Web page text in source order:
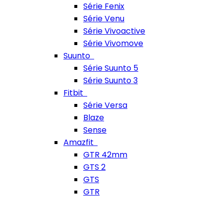
Série Fenix
Série Venu
Série Vivoactive
Série Vivomove
Suunto
Série Suunto 5
Série Suunto 3
Fitbit
Série Versa
Blaze
Sense
Amazfit
GTR 42mm
GTS 2
GTS
GTR